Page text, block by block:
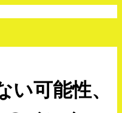
可能性、